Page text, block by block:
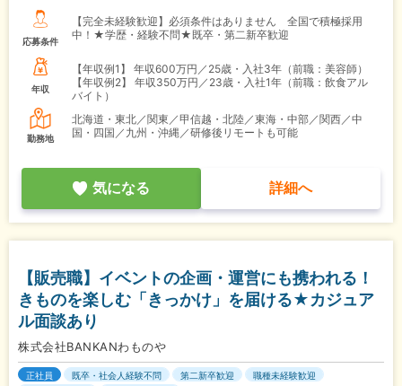
応募条件
【完全未経験歓迎】必須条件はありません 全国で積極採用
中！★学歴・経験不問★既卒・第二新卒歓迎
年収
【年収例1】
年収600万円／25歳・入社3年（前職：美容師）
【年収例2】
年収350万円／23歳・入社1年（前職：飲食アル
バイト）
勤務地
北海道・東北／関東／甲信越・北陸／東海・中部／関西／中
国・四国／九州・沖縄／研修後リモートも可能
気になる 詳細へ
【販売職】イベントの企画・運営にも携われる！
きものを楽しむ「きっかけ」を届ける★カジュア
ル面談あり
株式会社BANKANわものや
正社員 既卒・社会人経験不問 第二新卒歓迎
職種未経験歓迎